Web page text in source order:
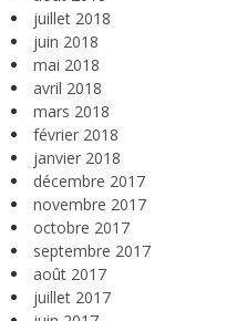
juillet 2018
juin 2018
mai 2018
avril 2018
mars 2018
février 2018
janvier 2018
décembre 2017
novembre 2017
octobre 2017
septembre 2017
août 2017
juillet 2017